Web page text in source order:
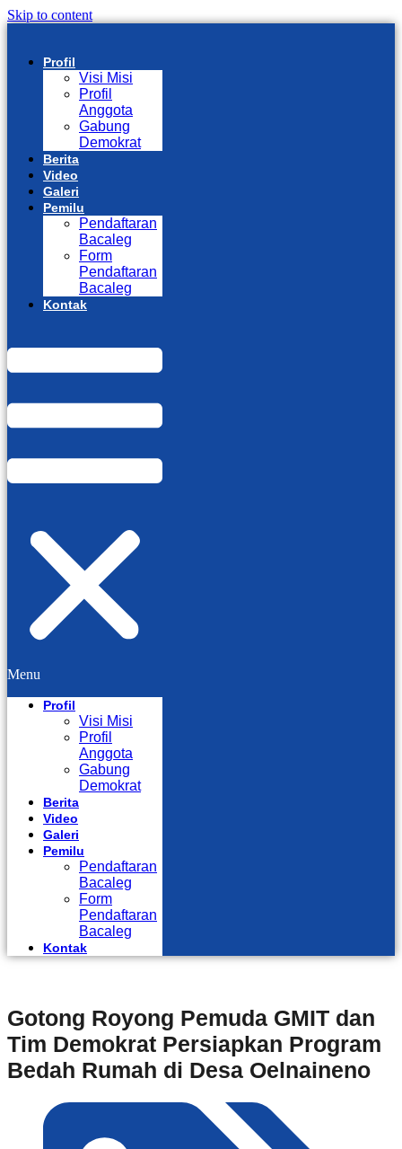
Skip to content
Profil
Visi Misi
Profil
Anggota
Gabung
Demokrat
Berita
Video
Galeri
Pemilu
Pendaftaran
Bacaleg
Form
Pendaftaran
Bacaleg
Kontak
Menu
Profil
Visi Misi
Profil
Anggota
Gabung
Demokrat
Berita
Video
Galeri
Pemilu
Pendaftaran
Bacaleg
Form
Pendaftaran
Bacaleg
Kontak
Gotong Royong Pemuda GMIT dan
Tim Demokrat Persiapkan Program
Bedah Rumah di Desa Oelnaineno